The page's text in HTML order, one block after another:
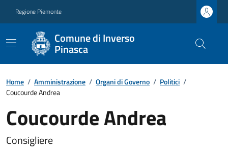
Regione Piemonte
Comune di Inverso
Pinasca
Home / Amministrazione / Organi di Governo / Politici /
Coucourde Andrea
Coucourde Andrea
Consigliere